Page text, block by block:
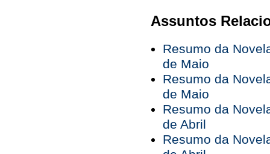
Assuntos
Resumo da
de Maio
Resumo da
de Maio
Resumo da
de Abril
Resumo da